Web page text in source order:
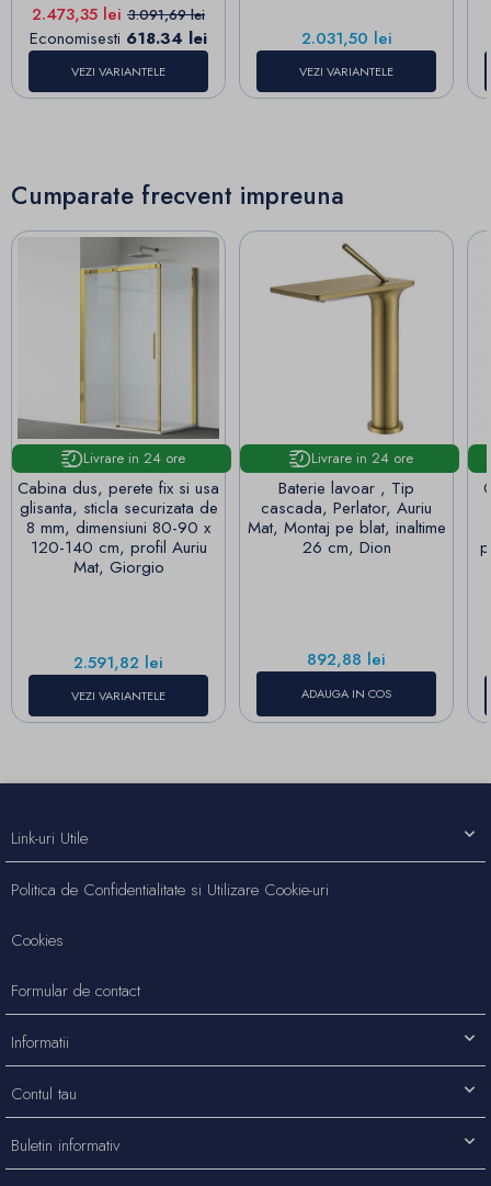
Pret
2.473,35 lei Pret de baza
3.091,69 lei
Economisesti 618.34 lei
VEZI VARIANTELE
Pret
2.031,50 lei
VEZI VARIANTELE
Cumparate frecvent impreuna
Livrare in 24 ore
Cabina dus, perete fix si usa
glisanta, sticla securizata de
8 mm, dimensiuni 80-90 x
120-140 cm, profil Auriu
Mat, Giorgio
Pret
2.591,82 lei
VEZI VARIANTELE
Livrare in 24 ore
Baterie lavoar , Tip
cascada, Perlator, Auriu
Mat, Montaj pe blat, inaltime
26 cm, Dion
Pret
892,88 lei
ADAUGA IN COS
Link-uri Utile
Politica de Confidentialitate si Utilizare Cookie-uri
Cookies
Formular de contact
Informatii
Contul tau
Buletin informativ